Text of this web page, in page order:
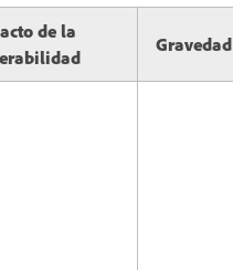
de la
Gravedad